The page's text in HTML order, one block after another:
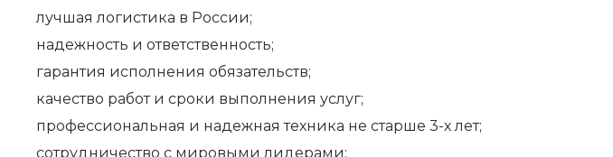
лучшая логистика в России;
надежность и ответственность;
гарантия исполнения обязательств;
качество работ и сроки выполнения услуг;
профессиональная и надежная техника не старше 3-х лет;
сотрудничество с мировыми лидерами;